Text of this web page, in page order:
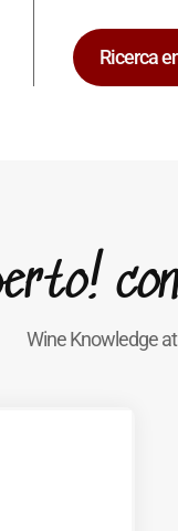
Ricerca
Wine Knowledge